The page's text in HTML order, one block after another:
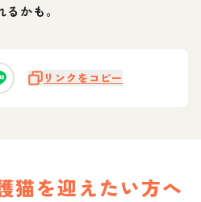
るかも。
リンクをコピー
猫を迎えたい方へ